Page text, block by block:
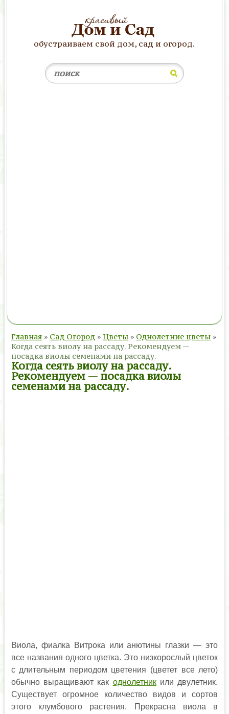
обустраиваем свой дом, сад и огород.
Главная » Сад Огород » Цветы » Однолетние цветы »
Когда сеять виолу на рассаду. Рекомендуем —
посадка виолы семенами на рассаду.
Когда сеять виолу на рассаду.
Рекомендуем — посадка виолы
семенами на рассаду.
Виола, фиалка Витрока или анютины глазки — это
все названия одного цветка. Это низкорослый цветок
с длительным периодом цветения (цветет все лето)
обычно выращивают как однолетникили двулетник.
Существует огромное количество видов и сортов
этого клумбового растения. Прекрасна виола в